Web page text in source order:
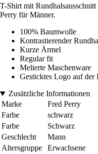
T-Shirt mit
Perry für Männer.
100% Baumwolle
Kontrastierender
Kurze Ärmel
Regular fit
Melierte Maschenware
Gesticktes Logo auf der
Zusätzliche Informationen
Marke
Fred Perry
Farbe
schwarz
Farbe
Schwarz
Geschlecht
Mann
Altersgruppe
Erwachsene